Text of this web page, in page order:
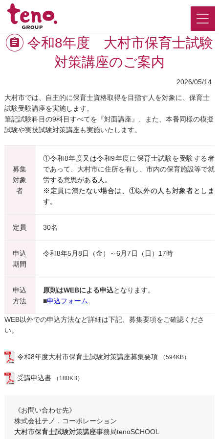
令和8年度 大村市保育士試験
対策講座のご案内
2026/05/14
大村市では、自主的に保育士資格取得を目指す人を対象に、保育士
試験受験講座を実施します。
筆記試験科目の9科目すべてを『対面講座』、また、本番同様の模擬
試験や実技試験対策講座も実施いたします。
募集
対象
者
①令和8年度又は令和9年度に保育士試験を受験する者
であって、大村市に住所を有し、市内の保育施設等で就
労する意思がある人。
※定員に満たない場合は、①以外の人も対象者としま
す。
定員 30名
申込
期間
令和8年5月8日（金）～6月7日（日）17時
申込
方法
原則はWEBによる申込となります。
■申込フォーム
WEB以外での申込方法など詳細は下記、募集要項をご確認くださ
い。
令和8年度大村市保育士試験対策講座募集要項 （594KB）
受講申込書 （180KB）
《お問い合わせ先》
株式会社テノ．コーポレーション
大村市保育士試験対策講座事務局tenoSCHOOL